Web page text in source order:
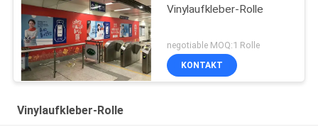
Vinylaufkleber-Rolle
negotiable MOQ:1 Rolle
KONTAKT
Vinylaufkleber-Rolle